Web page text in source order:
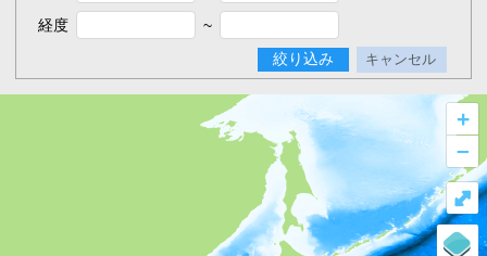
経度
~
絞り込み
キャンセル
+
–
⤢